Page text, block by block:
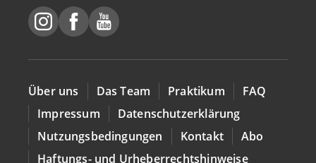
Über uns Das Team Praktikum
FAQ
Impressum
Datenschutzerklärung
Nutzungsbedingungen
Kontakt
Abo
Haftungs- und Urheberrechtshinweise